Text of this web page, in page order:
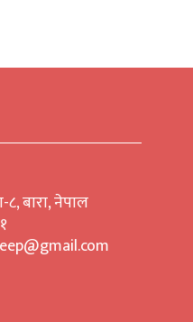
बारा, नेपाल